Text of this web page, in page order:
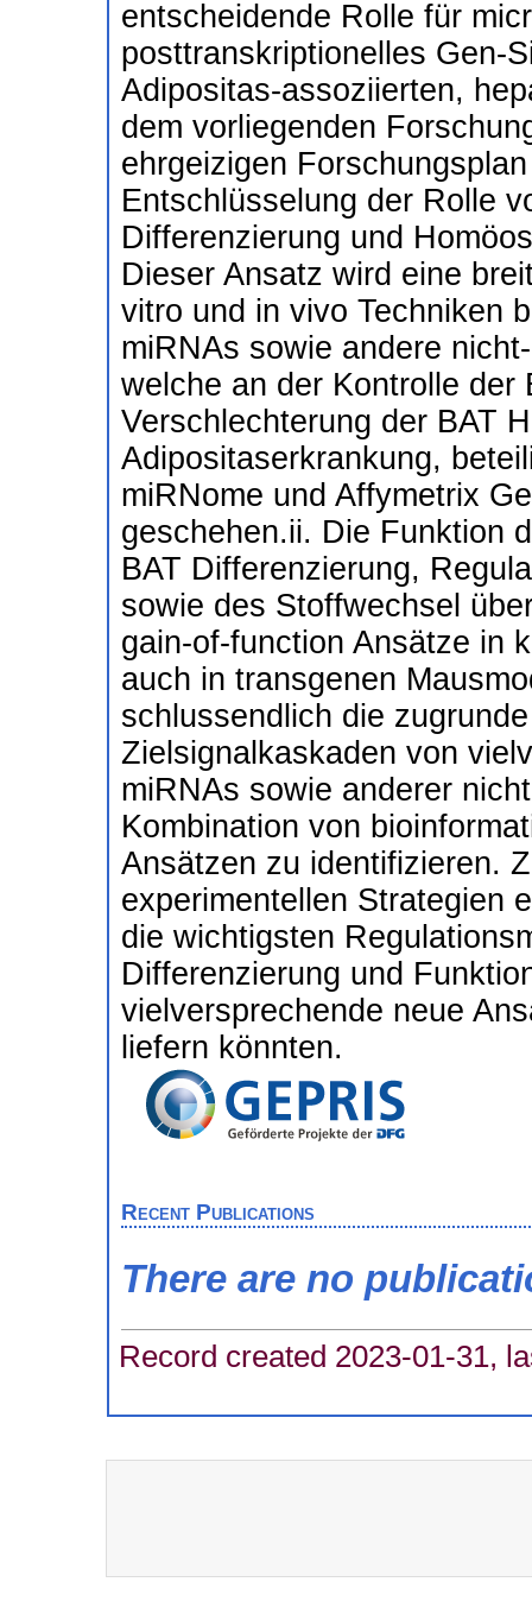
entscheidende Rolle für
posttranskriptionelles Gen-
Adipositas-assoziierten,
dem vorliegenden
ehrgeizigen
Entschlüsselung der Rolle
Differenzierung und
Dieser Ansatz wird eine
vitro und in vivo Techniken
miRNAs sowie andere
welche an der Kontrolle der
Verschlechterung der BAT
Adipositaserkrankung,
miRNome und Affymetrix
geschehen.ii. Die Funktion
BAT Differenzierung,
sowie des Stoffwechsel
gain-of-function Ansätze in
auch in transgenen
schlussendlich die
Zielsignalkaskaden von
miRNAs sowie anderer
Kombination von
Ansätzen zu identifizieren.
experimentellen Strategien
die wichtigsten
Differenzierung und
vielversprechende neue
liefern könnten.
Recent Publications
There are no
Record created 2023-01-31,